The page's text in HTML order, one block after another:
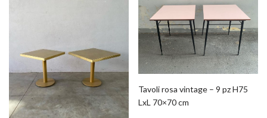
Tavoli rosa vintage – 9 pz H75
LxL 70×70 cm